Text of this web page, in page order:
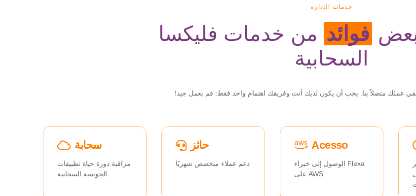
خدمات الإدارة
فوائد من خدمات فليكسا
السحابية
تبقي عملك متصلاً بنا. يجب أن يكون لديك أنت وفريقك اهتمام واحد فقط: قم بعمل جيد!
سحابة
مراقبة دورة حياة تطبيقات
الحوسبة السحابية
حائز
دعم عملاء متخصص شهريًا
Acesso
الوصول إلى خبراء Flexa
على AWS.